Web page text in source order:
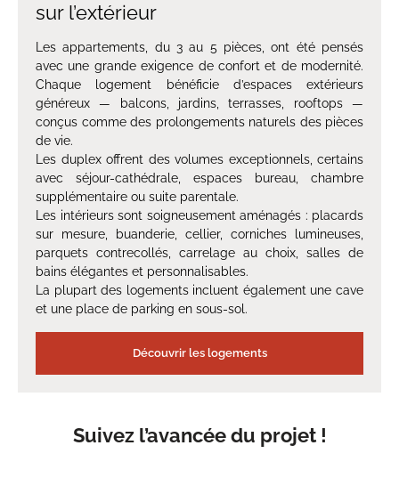
sur l’extérieur
Les appartements, du 3 au 5 pièces, ont été pensés
avec une grande exigence de confort et de modernité.
Chaque logement bénéficie d’espaces extérieurs
généreux — balcons, jardins, terrasses, rooftops —
conçus comme des prolongements naturels des pièces
de vie.
Les duplex offrent des volumes exceptionnels, certains
avec séjour-cathédrale, espaces bureau, chambre
supplémentaire ou suite parentale.
Les intérieurs sont soigneusement aménagés : placards
sur mesure, buanderie, cellier, corniches lumineuses,
parquets contrecollés, carrelage au choix, salles de
bains élégantes et personnalisables.
La plupart des logements incluent également une cave
et une place de parking en sous-sol.
Découvrir les logements
Suivez l’avancée du projet !